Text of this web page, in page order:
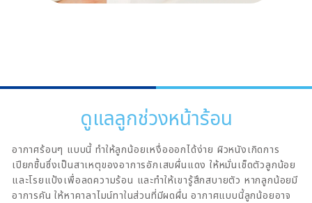
ดูแลลูกช่วงหน้าร้อน
อากาศร้อนๆ แบบนี้ ทำให้ลูกน้อยเหงื่อออกได้ง่าย ผิวหนังเกิดการ
เปียกชื้นซึ่งเป็นสาเหตุของอาการอักเสบผื่นแดง ให้หมั่นเช็ดตัวลูกน้อย
และโรยแป้งเพื่อลดความร้อน และทำให้เขารู้สึกสบายตัว หากลูกน้อยมี
อาการคัน ให้หาคาลาไมน์ทาในส่วนที่มีผดผื่น อากาศแบบนี้ลูกน้อยอาจ